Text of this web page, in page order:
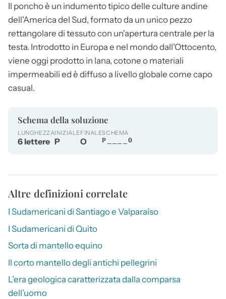
Il ponchoè un indumento tipico delle culture andine
dell'America del Sud, formato da un unico pezzo
rettangolare di tessuto con un'apertura centrale per la
testa. Introdotto in Europa e nel mondo dall'Ottocento,
viene oggi prodotto in lana, cotone o materiali
impermeabili ed è diffuso a livello globale come capo
casual.
Schema della soluzione
LUNGHEZZA
6 lettere
INIZIALE
P
FINALE
O
SCHEMA
P____O
Altre definizioni correlate
I Sudamericani di Santiago e Valparaíso
I Sudamericani di Quito
Sorta di mantello equino
Il corto mantello degli antichi pellegrini
L’era geologica caratterizzata dalla comparsa
dell’uomo